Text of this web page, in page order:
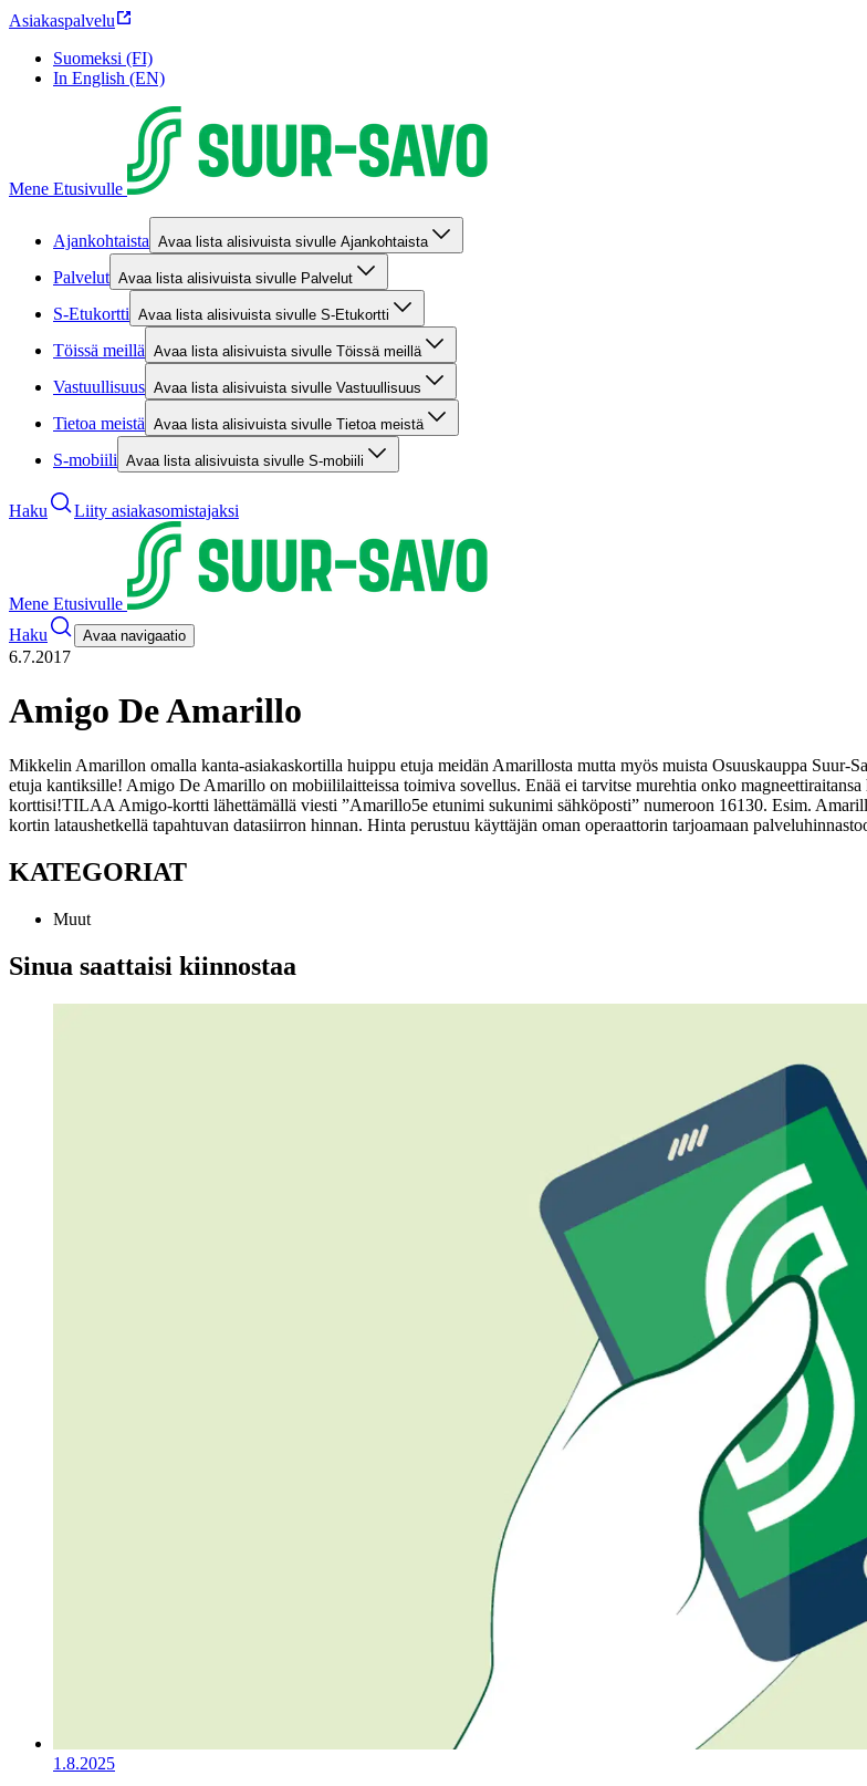
Asiakaspalvelu
Suomeksi (FI)
In English (EN)
Mene Etusivulle
Ajankohtaista Avaa lista alisivuista sivulle Ajankohtaista
Palvelut Avaa lista alisivuista sivulle Palvelut
S-Etukortti Avaa lista alisivuista sivulle S-Etukortti
Töissä meillä Avaa lista alisivuista sivulle Töissä meillä
Vastuullisuus Avaa lista alisivuista sivulle Vastuullisuus
Tietoa meistä Avaa lista alisivuista sivulle Tietoa meistä
S-mobiili Avaa lista alisivuista sivulle S-mobiili
Haku Liity asiakasomistajaksi
Mene Etusivulle
Haku
Avaa navigaatio
6.7.2017
Amigo De Amarillo
Mikkelin Amarillon omalla kanta-asiakaskortilla huippu etuja meidän Amarillosta mutta myös muista Osuuskauppa Suur-
etuja kantiksille! Amigo De Amarillo on mobiililaitteissa toimiva sovellus. Enää ei tarvitse murehtia onko
korttisi!TILAA Amigo-kortti lähettämällä viesti ”Amarillo5e etunimi sukunimi sähköposti” numeroon 16130. Esim.
kortin lataushetkellä tapahtuvan datasiirron hinnan. Hinta perustuu käyttäjän oman operaattorin tarjoamaan
KATEGORIAT
Muut
Sinua saattaisi kiinnostaa
1.8.2025